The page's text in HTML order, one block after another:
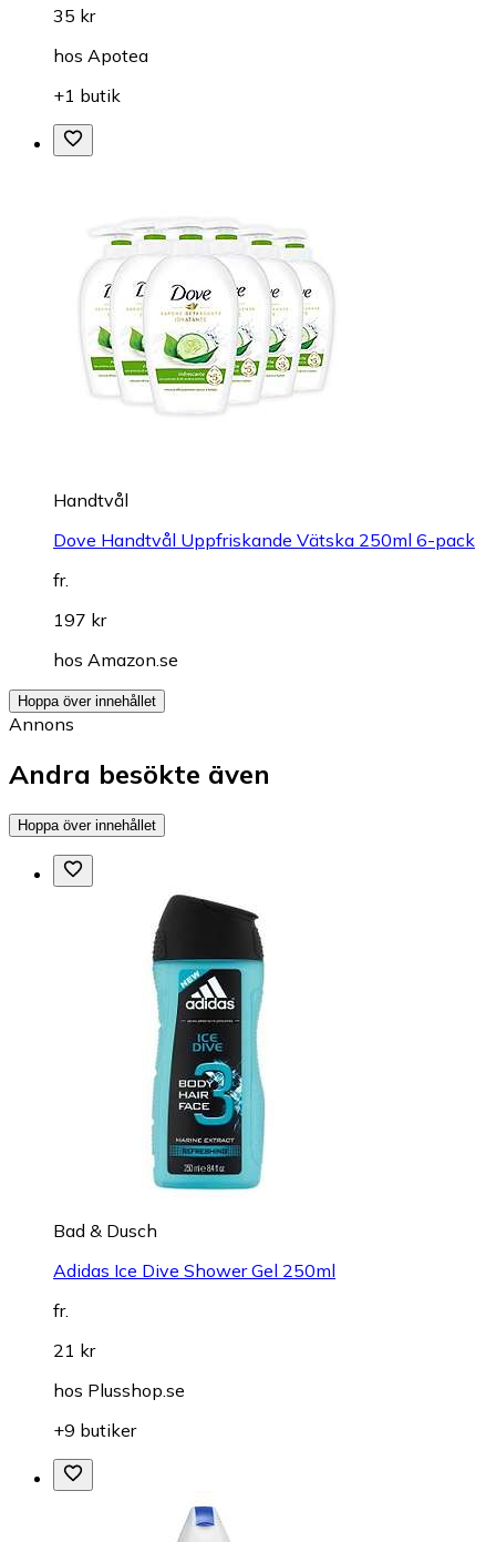
35 kr
hos Apotea
+1 butik
Handtvål
Dove Handtvål Uppfriskande Vätska 250ml 6-pack
fr.
197 kr
hos Amazon.se
Hoppa över innehållet
Annons
Andra besökte även
Hoppa över innehållet
Bad & Dusch
Adidas Ice Dive Shower Gel 250ml
fr.
21 kr
hos Plusshop.se
+9 butiker